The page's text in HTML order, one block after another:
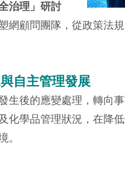
治理」研討
網顧問團隊，從政策法
自主管理發展
生後的應變處理，轉向
化學品管理狀況，在降
。